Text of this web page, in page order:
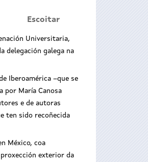
Escoitar
Universitaria,
delegación galega na
Iberoamérica –que se
por María Canosa
e de autoras
ten sido recoñecida
México, coa
exterior da